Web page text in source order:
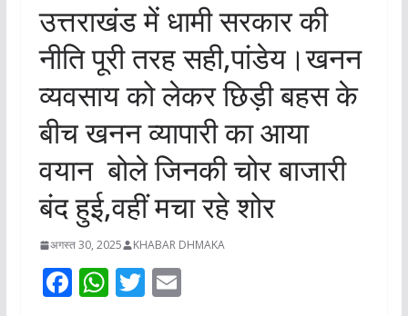
उत्तराखंड में धामी सरकार की
नीति पूरी तरह सही,पांडेय।खनन
व्यवसाय को लेकर छिड़ी बहस के
बीच खनन व्यापारी का आया
वयान बोले जिनकी चोर बाजारी
बंद हुई,वहीं मचा रहे शोर
अगस्त 30, 2025 KHABAR DHMAKA
F W T E